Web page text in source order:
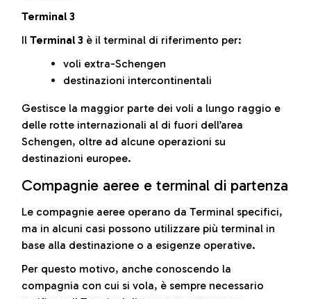
Terminal 3
Il Terminal 3 è il terminal di riferimento per:
voli extra-Schengen
destinazioni intercontinentali
Gestisce la maggior parte dei voli a lungo raggio e
delle rotte internazionali al di fuori dell’area
Schengen, oltre ad alcune operazioni su
destinazioni europee.
Compagnie aeree e terminal di partenza
Le compagnie aeree operano da Terminal specifici,
ma in alcuni casi possono utilizzare più terminal in
base alla destinazione o a esigenze operative.
Per questo motivo, anche conoscendo la
compagnia con cui si vola, è sempre necessario